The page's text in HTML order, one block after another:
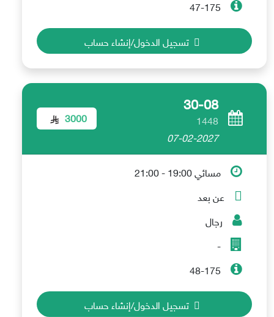
47-175
تسجيل الدخول/إنشاء حساب
30-08
1448
07-02-2027
3000
مسائي 19:00 - 21:00
عن بعد
رجال
-
48-175
تسجيل الدخول/إنشاء حساب